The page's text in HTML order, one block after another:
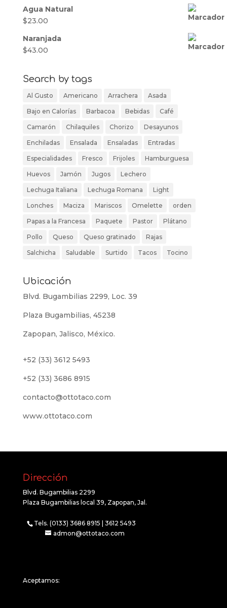
Agua Natural
$23.00
Naranjada
$43.00
Search by tags
Al Gusto Americano Arrachera Asada
Bajo en Calorías Barbacoa Bebidas Café
Camarón Chilaquiles Chorizo Desayunos
Enchiladas Ensalada Ensaladas Entradas
Especialidades Fresco Frijoles Hamburguesa
Huevos Jamón Jugos Lechero
Lechuga Italiana Lechuga Romana Light
Lonches Maciza Mariscos Omelette orden
Papas a la Francesa Paquete Pastor Plátano
Pollo Queso Queso gratinado Rajas
Salchicha Saludable Surtido Tacos Tocino
Ubicación
Blvd. Bugambilias 2299, Loc. 39
Plaza Bugambilias, 45238
Zapopan, Jalisco, México.
+52 (33) 3612 5493
+52 (33) 3686 8915
contacto@ottotaco.com
www.ottotaco.com
Dirección
Blvd. Bugambilias 2299
Plaza Bugambilias local 39, Zapopan, Jal.
Tels. (0133) 3686 8915 | 3612 5493
admon@ottotaco.com
Aceptamos: